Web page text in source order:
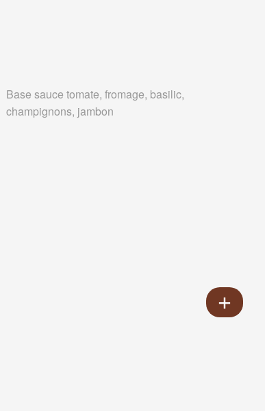
Base sauce tomate, fromage, basilic,
champignons, jambon